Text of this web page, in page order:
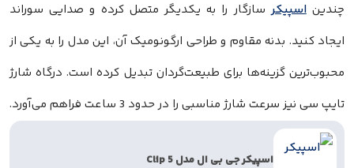
چندیناسپیکرسازگار را به یکدیگر متصل کرده و صدایی سوراند
ایجاد کنید. بدنه مقاوم و طراحی ارگونومیک آن، این مدل را به یکی از
محبوب‌ترین گزینه‌ها برای طبیعت‌گردان تبدیل کرده است. درگاه شارژ
تایپ سی نیز سرعت شارژ مناسبی را در حدود 3 ساعت فراهم می‌آورد.
اسپیکر جی بی ال مدل Clip 5